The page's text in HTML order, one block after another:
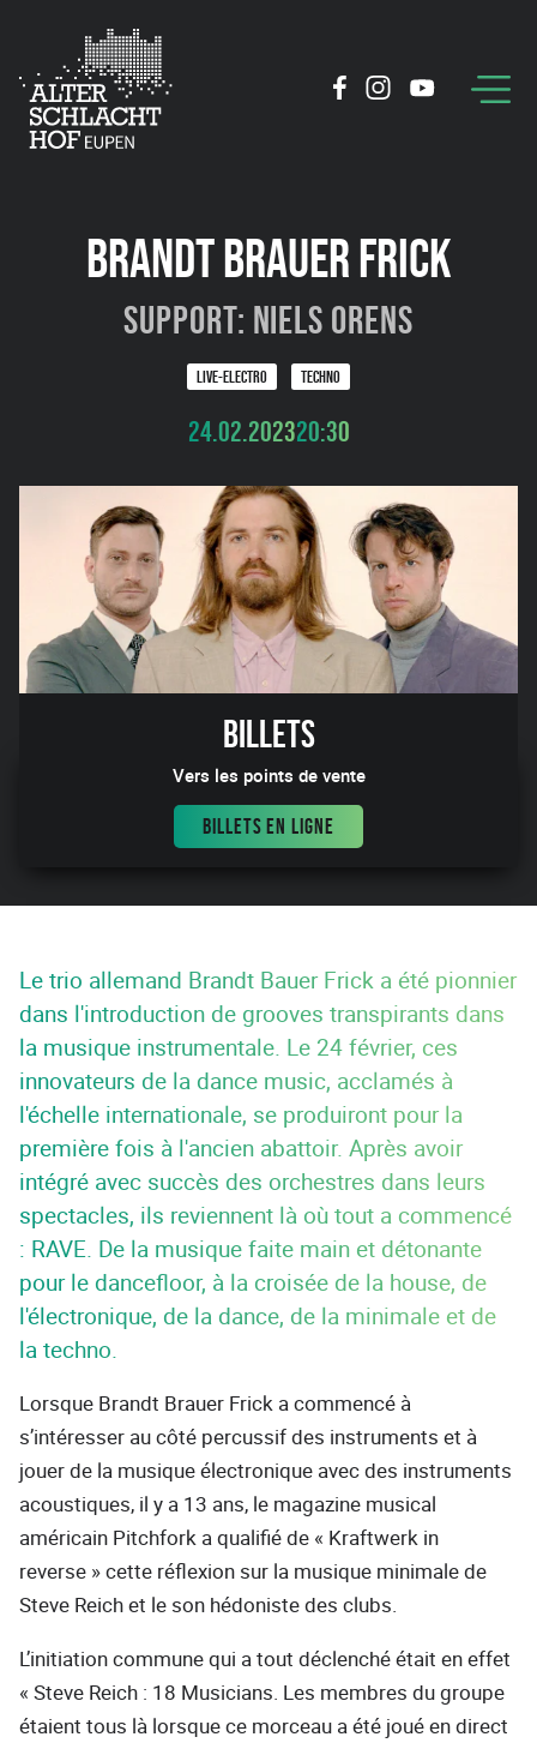
BRANDT BRAUER FRICK
Support: Niels Orens
LIVE-ELECTRO TECHNO
24.02.202320:30
Billets
Vers les points de vente
BILLETS EN LIGNE
Le trio allemand Brandt Bauer Frick a été pionnier
dans l'introduction de grooves transpirants dans
la musique instrumentale. Le 24 février, ces
innovateurs de la dance music, acclamés à
l'échelle internationale, se produiront pour la
première fois à l'ancien abattoir. Après avoir
intégré avec succès des orchestres dans leurs
spectacles, ils reviennent là où tout a commencé
: RAVE. De la musique faite main et détonante
pour le dancefloor, à la croisée de la house, de
l'électronique, de la dance, de la minimale et de
la techno.
Lorsque Brandt Brauer Frick a commencé à
s’intéresser au côté percussif des instruments et à
jouer de la musique électronique avec des instruments
acoustiques, il y a 13 ans, le magazine musical
américain Pitchfork a qualifié de « Kraftwerk in
reverse » cette réflexion sur la musique minimale de
Steve Reich et le son hédoniste des clubs.
L’initiation commune qui a tout déclenché était en effet
« Steve Reich : 18 Musicians. Les membres du groupe
étaient tous là lorsque ce morceau a été joué en direct